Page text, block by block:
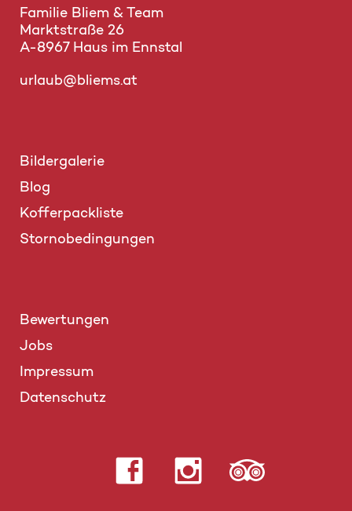
Familie Bliem & Team
Marktstraße 26
A-8967 Haus im Ennstal
urlaub@bliems.at
Bildergalerie
Blog
Kofferpackliste
Stornobedingungen
Bewertungen
Jobs
Impressum
Datenschutz